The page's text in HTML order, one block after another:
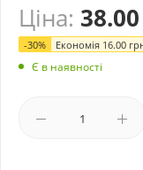
Ціна: 38.00
-30% Економія 16.00
Є в наявності